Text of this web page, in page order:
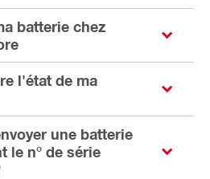
batterie chez
l'état de ma
une batterie
le n° de série